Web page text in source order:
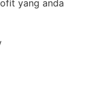
yang anda